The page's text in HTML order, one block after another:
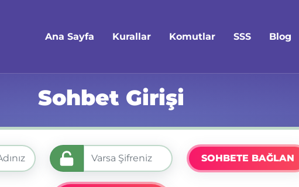
Ana Sayfa Kurallar Komutlar SSS Blog
Sohbet Girişi
SOHBETE BAĞLAN